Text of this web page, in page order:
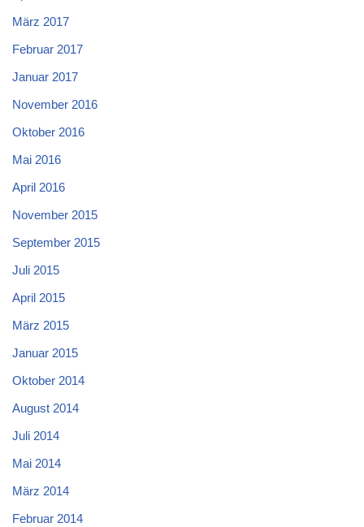
März 2017
Februar 2017
Januar 2017
November 2016
Oktober 2016
Mai 2016
April 2016
November 2015
September 2015
Juli 2015
April 2015
März 2015
Januar 2015
Oktober 2014
August 2014
Juli 2014
Mai 2014
März 2014
Februar 2014